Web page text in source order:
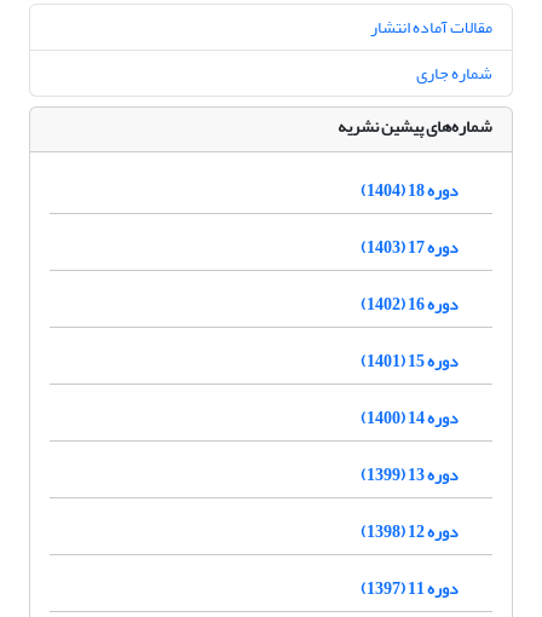
مقالات آماده انتشار
شماره جاری
شماره‌های پیشین نشریه
دوره 18 (1404)
دوره 17 (1403)
دوره 16 (1402)
دوره 15 (1401)
دوره 14 (1400)
دوره 13 (1399)
دوره 12 (1398)
دوره 11 (1397)